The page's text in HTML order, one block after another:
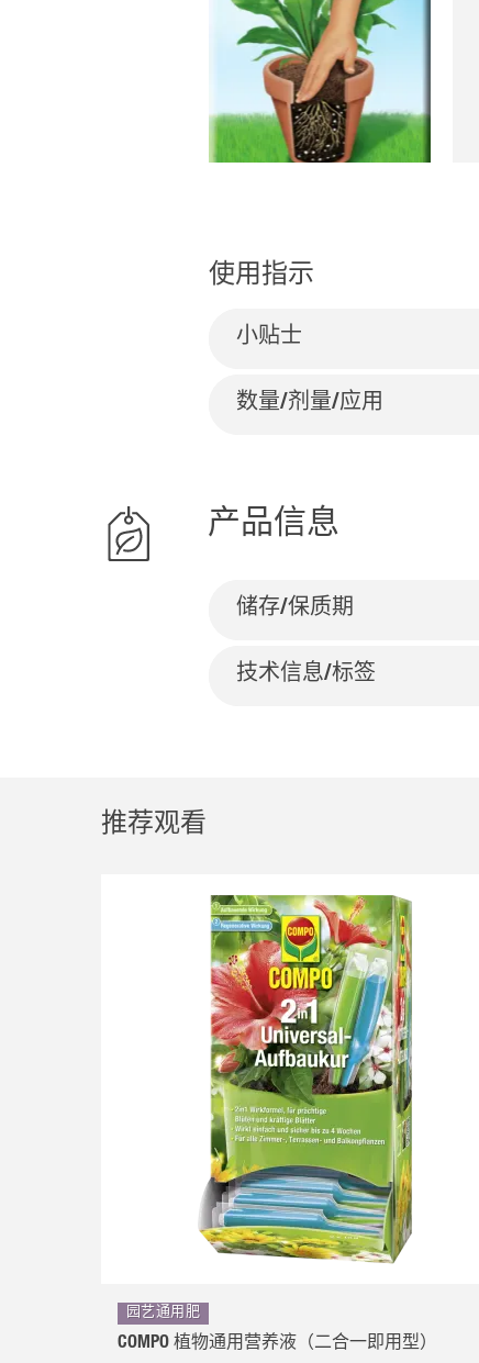
使用指示
小贴士
数量/剂量/应用
产品信息
储存/保质期
技术信息/标签
推荐观看
园艺通用肥
COMPO 植物通用营养液（二合一即用型）